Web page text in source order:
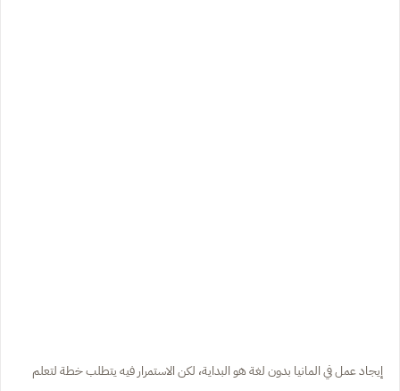
إيجاد عمل في المانيا بدون لغة هو البداية، لكن الاستمرار فيه يتطلب خطة لتعلم